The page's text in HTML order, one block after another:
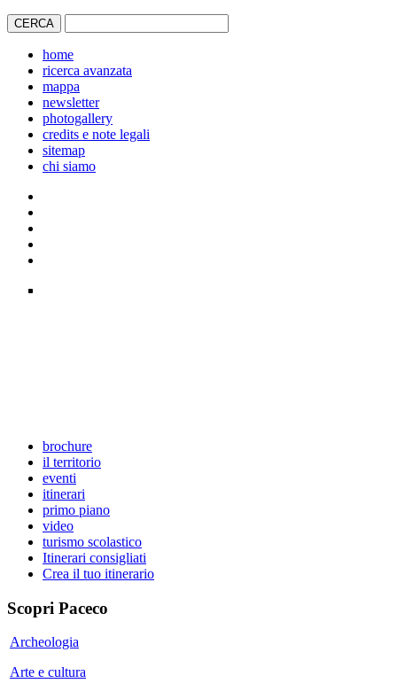
home
ricerca avanzata
mappa
newsletter
photogallery
credits e note legali
sitemap
chi siamo
brochure
il territorio
eventi
itinerari
primo piano
video
turismo scolastico
Itinerari consigliati
Crea il tuo itinerario
Scopri Paceco
Archeologia
Arte e cultura